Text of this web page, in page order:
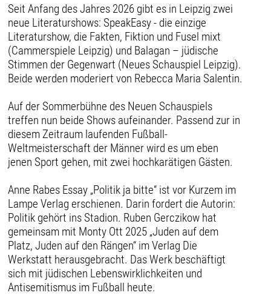
Seit Anfang des Jahres 2026 gibt es in Leipzig zwei
neue Literaturshows: SpeakEasy - die einzige
Literaturshow, die Fakten, Fiktion und Fusel mixt
(Cammerspiele Leipzig) und Balagan – jüdische
Stimmen der Gegenwart (Neues Schauspiel Leipzig).
Beide werden moderiert von Rebecca Maria Salentin.
Auf der Sommerbühne des Neuen Schauspiels
treffen nun beide Shows aufeinander. Passend zur in
diesem Zeitraum laufenden Fußball-
Weltmeisterschaft der Männer wird es um eben
jenen Sport gehen, mit zwei hochkarätigen Gästen.
Anne Rabes Essay „Politik ja bitte“ ist vor Kurzem im
Lampe Verlag erschienen. Darin fordert die Autorin:
Politik gehört ins Stadion. Ruben Gerczikow hat
gemeinsam mit Monty Ott 2025 „Juden auf dem
Platz, Juden auf den Rängen“ im Verlag Die
Werkstatt herausgebracht. Das Werk beschäftigt
sich mit jüdischen Lebenswirklichkeiten und
Antisemitismus im Fußball heute.